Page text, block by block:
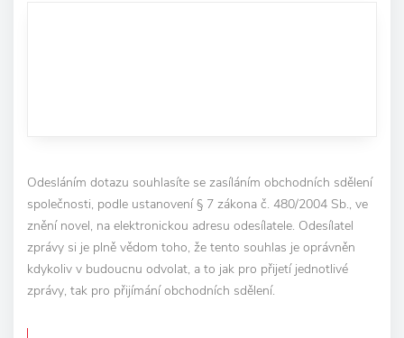
Odesláním dotazu souhlasíte se zasíláním obchodních sdělení
společnosti, podle ustanovení § 7 zákona č. 480/2004 Sb., ve
znění novel, na elektronickou adresu odesílatele. Odesílatel
zprávy si je plně vědom toho, že tento souhlas je oprávněn
kdykoliv v budoucnu odvolat, a to jak pro přijetí jednotlivé
zprávy, tak pro přijímání obchodních sdělení.